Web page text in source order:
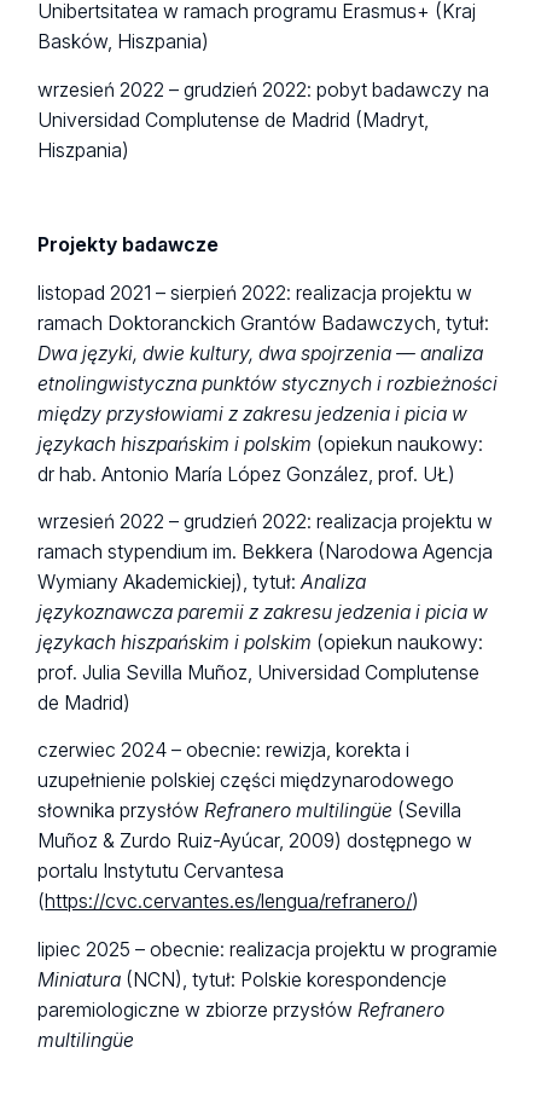
Unibertsitatea w ramach programu Erasmus+ (Kraj
Basków, Hiszpania)
wrzesień 2022 – grudzień 2022: pobyt badawczy na
Universidad Complutense de Madrid (Madryt,
Hiszpania)
Projekty badawcze
listopad 2021 – sierpień 2022: realizacja projektu w
ramach Doktoranckich Grantów Badawczych, tytuł:
Dwa języki, dwie kultury, dwa spojrzenia — analiza
etnolingwistyczna punktów stycznych i rozbieżności
między przysłowiami z zakresu jedzenia i picia w
językach hiszpańskim i polskim (opiekun naukowy:
dr hab. Antonio María López González, prof. UŁ)
wrzesień 2022 – grudzień 2022: realizacja projektu w
ramach stypendium im. Bekkera (Narodowa Agencja
Wymiany Akademickiej), tytuł:Analiza
językoznawcza paremii z zakresu jedzenia i picia w
językach hiszpańskim i polskim (opiekun naukowy:
prof. Julia Sevilla Muñoz, Universidad Complutense
de Madrid)
czerwiec 2024 – obecnie: rewizja, korekta i
uzupełnienie polskiej części międzynarodowego
słownika przysłówRefranero multilingüe (Sevilla
Muñoz & Zurdo Ruiz-Ayúcar, 2009) dostępnego w
portalu Instytutu Cervantesa
(https://cvc.cervantes.es/lengua/refranero/)
lipiec 2025 – obecnie: realizacja projektu w programie
Miniatura (NCN), tytuł: Polskie korespondencje
paremiologiczne w zbiorze przysłów Refranero
multilingüe